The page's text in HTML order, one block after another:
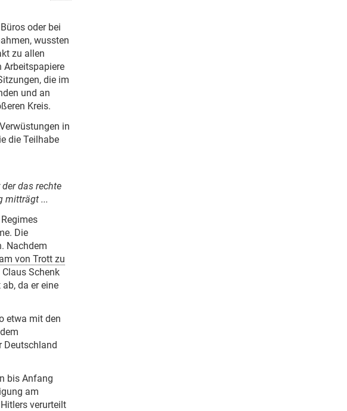
oder bei
wussten
zu allen
Arbeitspapiere
die im
und an
Kreis.
in
die Teilhabe
das rechte
mitträgt ...
Die
Nachdem
von Trott zu
Schenk
da er eine
etwa mit den
Deutschland
bis Anfang
am
verurteilt